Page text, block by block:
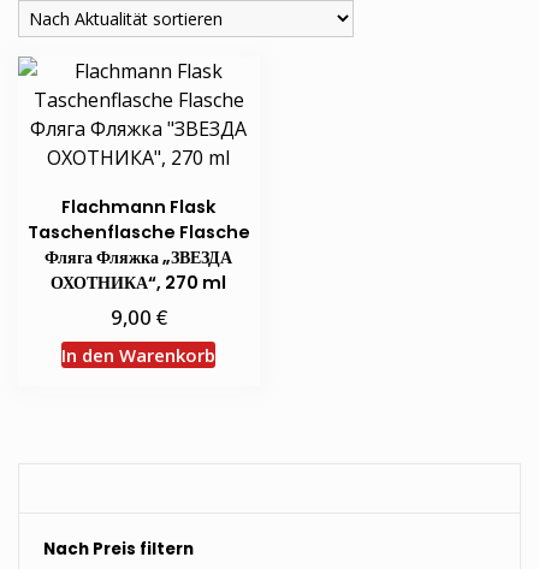
Flachmann Flask
Taschenflasche Flasche
Фляга Фляжка „ЗВЕЗДА
ОХОТНИКА“, 270 ml
9,00 €
In den Warenkorb
Nach Preis filtern